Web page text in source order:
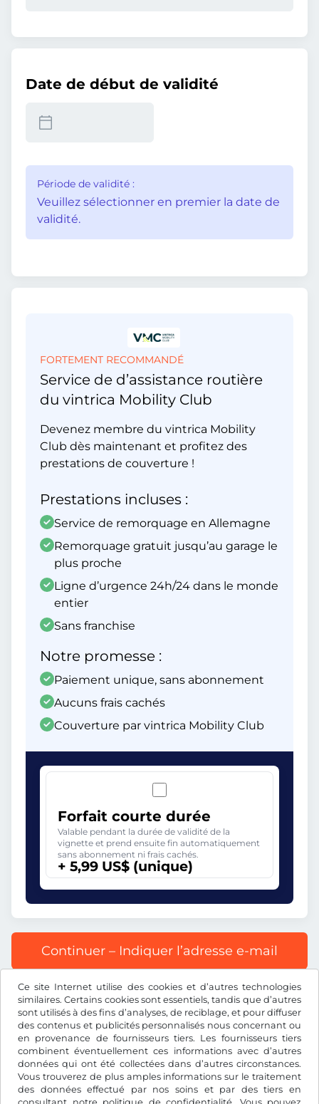
Ce site Internet utilise des cookies et d’autres technologies
similaires. Certains cookies sont essentiels, tandis que d’autres
sont utilisés à des fins d’analyses, de reciblage, et pour diffuser
des contenus et publicités personnalisés nous concernant ou
en provenance de fournisseurs tiers. Les fournisseurs tiers
combinent éventuellement ces informations avec d’autres
données qui ont été collectées dans d’autres circonstances.
Vous trouverez de plus amples informations sur le traitement
des données effectué par nos soins et par des tiers en
Date de début de validité
Période de validité :
Veuillez sélectionner en premier la date de
validité.
FORTEMENT RECOMMANDÉ
Service de d’assistance routière
du vintrica Mobility Club
Devenez membre du vintrica Mobility
Club dès maintenant et profitez des
prestations de couverture !
Prestations incluses :
Service de remorquage en Allemagne
Remorquage gratuit jusqu’au garage le
plus proche
Ligne d’urgence 24h/24 dans le monde
entier
Sans franchise
Notre promesse :
Paiement unique, sans abonnement
Aucuns frais cachés
Couverture par vintrica Mobility Club
Forfait courte durée
Valable pendant la durée de validité de la
vignette et prend ensuite fin automatiquement
sans abonnement ni frais cachés.
+ 5,99 US$ (unique)
Continuer – Indiquer l’adresse e-mail
Tous les prix s’entendent TVA incluse.
US$USD